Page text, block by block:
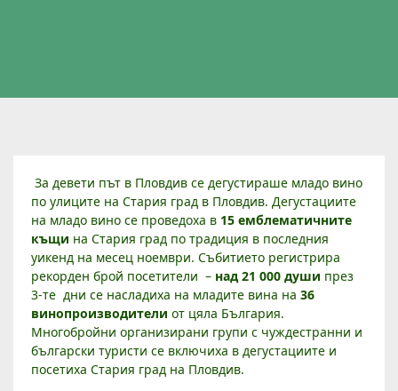
Д
Е
В
Е
Т
О
Т
О
И
З
За девети път в Пловдив се дегустираше младо вино
по улиците на Стария град в Пловдив. Дегустациите
на младо вино се проведоха в 15 емблематичните
къщи на Стария град по традиция в последния
уикенд на месец ноември. Събитието регистрира
рекорден брой посетители – над 21 000 души през
3-те дни се насладиха на младите вина на 36
винопроизводители от цяла България.
Многобройни организирани групи с чуждестранни и
български туристи се включиха в дегустациите и
посетиха Стария град на Пловдив.